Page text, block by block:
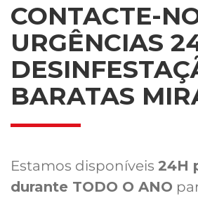
CONTACTE-
URGÊNCIAS
BARATAS
Estamos disponíveis 24H
durante TODO O ANO